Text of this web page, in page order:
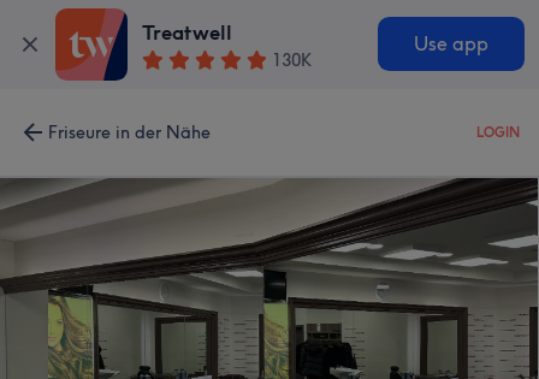
Treatwell
130K
Use app
Friseure in der Nähe LOGIN